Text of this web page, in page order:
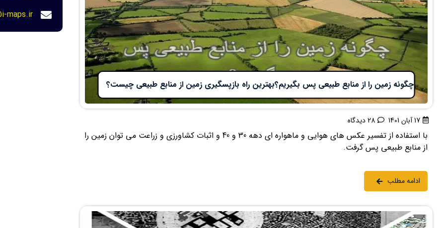
چگونه زمین را از منابع طبیعی پس بگیریم؟بهترین راه بازپسگیری زمین از منابع طبیعی چیست؟
17 آبان 1401 28 دیدگاه
با استفاده از تفسیر عکس های هوایی و ماهواره ای دهه 30 و 40 و اثبات کشاورزی و زراعت می توان زمین را
از منابع طبیعی پس گرفت.
ادامه مطلب
maps.ir